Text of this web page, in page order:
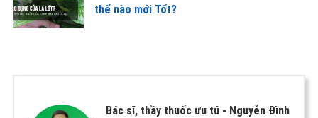
thế nào mới Tốt?
Bác sĩ, thầy thuốc ưu tú - Nguyễn Đình